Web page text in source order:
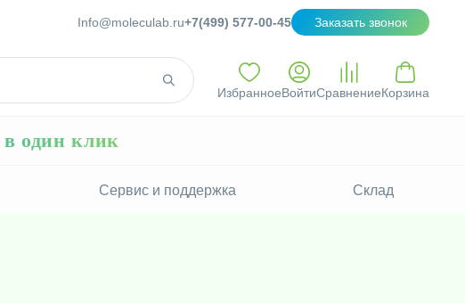
Info@moleculab.ru+7(499) 577-00-45 Заказать звонок
ИзбранноеВойтиСравнениеКорзина
один клик
Сервис и поддержка Склад